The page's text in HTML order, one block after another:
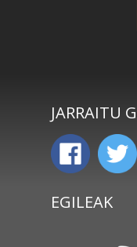
JARRAITU
EGILEAK